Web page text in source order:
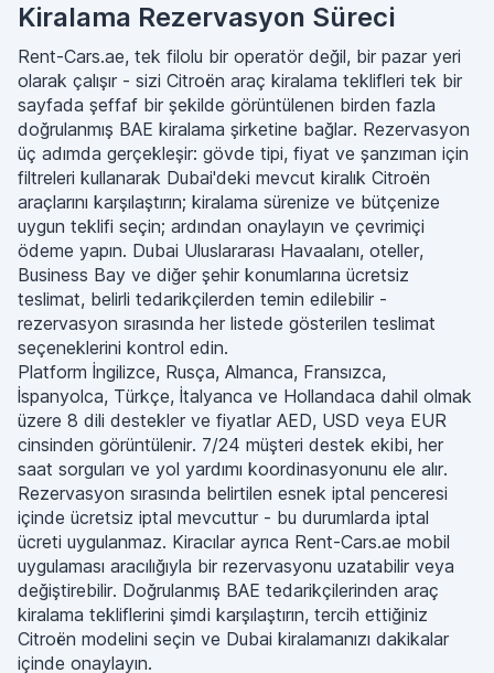
Kiralama Rezervasyon Süreci
Rent-Cars.ae, tek filolu bir operatör değil, bir pazar yeri
olarak çalışır - sizi Citroën araç kiralama teklifleri tek bir
sayfada şeffaf bir şekilde görüntülenen birden fazla
doğrulanmış BAE kiralama şirketine bağlar. Rezervasyon
üç adımda gerçekleşir: gövde tipi, fiyat ve şanzıman için
filtreleri kullanarak Dubai'deki mevcut kiralık Citroën
araçlarını karşılaştırın; kiralama sürenize ve bütçenize
uygun teklifi seçin; ardından onaylayın ve çevrimiçi
ödeme yapın. Dubai Uluslararası Havaalanı, oteller,
Business Bay ve diğer şehir konumlarına ücretsiz
teslimat, belirli tedarikçilerden temin edilebilir -
rezervasyon sırasında her listede gösterilen teslimat
seçeneklerini kontrol edin.
Platform İngilizce, Rusça, Almanca, Fransızca,
İspanyolca, Türkçe, İtalyanca ve Hollandaca dahil olmak
üzere 8 dili destekler ve fiyatlar AED, USD veya EUR
cinsinden görüntülenir. 7/24 müşteri destek ekibi, her
saat sorguları ve yol yardımı koordinasyonunu ele alır.
Rezervasyon sırasında belirtilen esnek iptal penceresi
içinde ücretsiz iptal mevcuttur - bu durumlarda iptal
ücreti uygulanmaz. Kiracılar ayrıca Rent-Cars.ae mobil
uygulaması aracılığıyla bir rezervasyonu uzatabilir veya
değiştirebilir. Doğrulanmış BAE tedarikçilerinden araç
kiralama tekliflerini şimdi karşılaştırın, tercih ettiğiniz
Citroën modelini seçin ve Dubai kiralamanızı dakikalar
içinde onaylayın.